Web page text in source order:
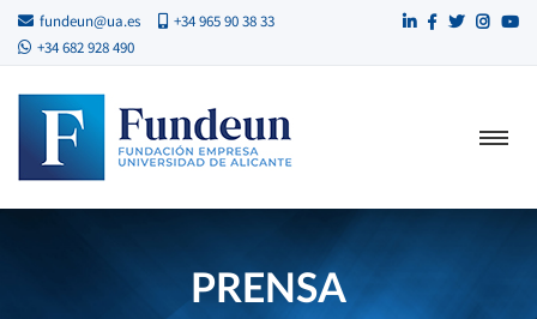
fundeun@ua.es
+34 965 90 38 33
+34 682 928 490
PRENSA